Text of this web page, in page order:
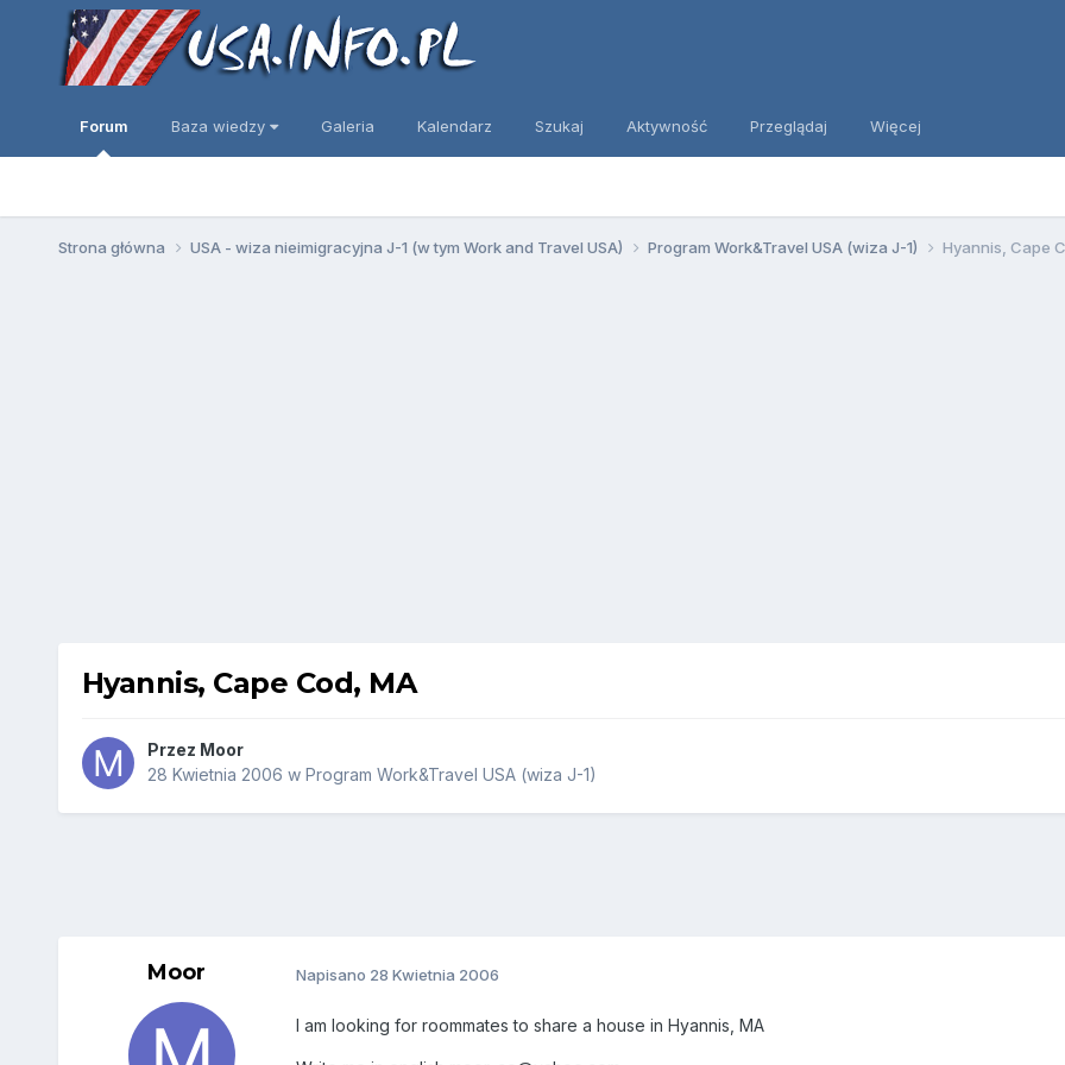
Forum Baza wiedzy Galeria Kalendarz Szukaj Aktywność Przeglądaj Więcej
Strona główna USA - wiza nieimigracyjna J-1 (w tym Work and Travel USA) Program Work&Travel USA (wiza J-1) Hyannis, Cape
Hyannis, Cape Cod, MA
Przez Moor
28 Kwietnia 2006 w Program Work&Travel USA (wiza J-1)
Moor Napisano 28 Kwietnia 2006
I am looking for roommates to share a house in Hyannis, MA